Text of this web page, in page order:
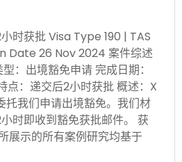
时获批 Visa Type 190 | TAS
Date 26 Nov 2024 案件综述
：出境豁免申请 完成日期：
点：递交后2小时获批 概述：X
托我们申请出境豁免。我们材
时即收到豁免获批邮件。 获
展示的所有案例研究均基于